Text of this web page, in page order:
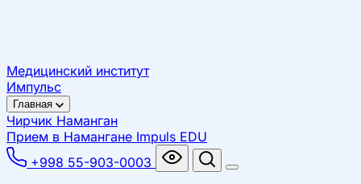
Медицинский институт
Импульс
Главная
Чирчик Наманган
Прием в Намангане Impuls EDU
+998 55-903-0003